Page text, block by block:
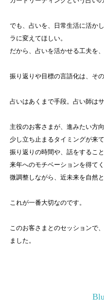
でも、占いを、日常生活に活か
ラに変えてほしい。
だから、占いを活かせる工夫を
振り返りや目標の言語化は、その
占いはあくまで手段。占い師は
主役のお客さまが、進みたい方
少し立ち止まるタイミングが来
振り返りの時間や、話をするこ
来年へのモチベーションを得てく
微調整しながら、近未来を自然
これが一番大切なのです。
このお客さまとのセッションで
ました。